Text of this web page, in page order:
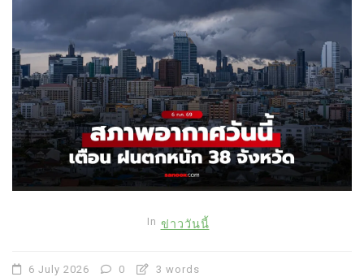
In ข่าววันนี้
6 July 2026 0 3 words